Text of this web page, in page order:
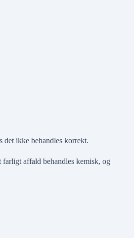
det ikke behandles korrekt.
affald behandles kemisk, og